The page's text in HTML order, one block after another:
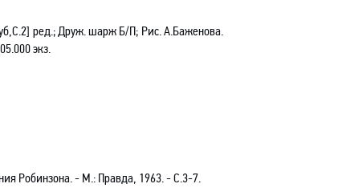
ред.;Друж. шарж Б/П; Рис. А.Баженова.
экз.
Робинзона.- М.: Правда, 1963. -С.3-7.